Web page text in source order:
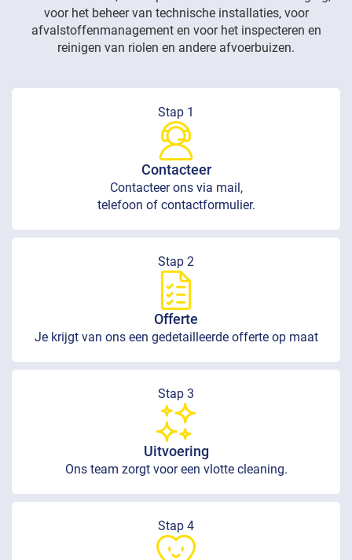
voor het beheer van technische installaties, voor
afvalstoffenmanagement en voor het inspecteren en
reinigen van riolen en andere afvoerbuizen.
Stap 1
Contacteer
Contacteer ons via mail,
telefoon of contactformulier.
Stap 2
Offerte
Je krijgt van ons een gedetailleerde offerte op maat
Stap 3
Uitvoering
Ons team zorgt voor een vlotte cleaning.
Stap 4